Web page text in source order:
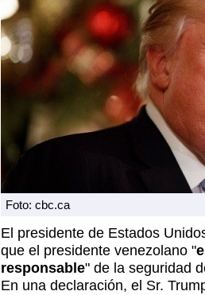
Foto: cbc.ca
El presidente de Estados
que el presidente venezolano "
responsable" de la seguridad
En una declaración, el Sr.